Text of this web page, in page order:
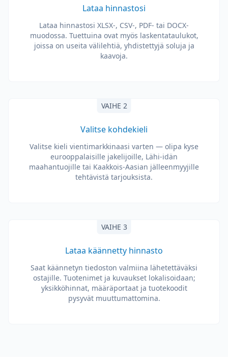
Lataa hinnastosi
Lataa hinnastosi XLSX-, CSV-, PDF- tai DOCX-
muodossa. Tuettuina ovat myös laskentataulukot,
joissa on useita välilehtiä, yhdistettyjä soluja ja
kaavoja.
VAIHE 2
Valitse kohdekieli
Valitse kieli vientimarkkinaasi varten — olipa kyse
eurooppalaisille jakelijoille, Lähi-idän
maahantuojille tai Kaakkois-Aasian jälleenmyyjille
tehtävistä tarjouksista.
VAIHE 3
Lataa käännetty hinnasto
Saat käännetyn tiedoston valmiina lähetettäväksi
ostajille. Tuotenimet ja kuvaukset lokalisoidaan;
yksikköhinnat, määräportaat ja tuotekoodit
pysyvät muuttumattomina.